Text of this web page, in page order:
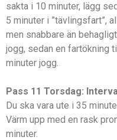
sakta i 10 minuter, lägg
5 minuter i ”tävlingsfart”,
men snabbare än
jogg, sedan en fartökning
minuter jogg.
Pass 11 Torsdag:
Du ska vara ute i 35
Värm upp med en rask
minuter.